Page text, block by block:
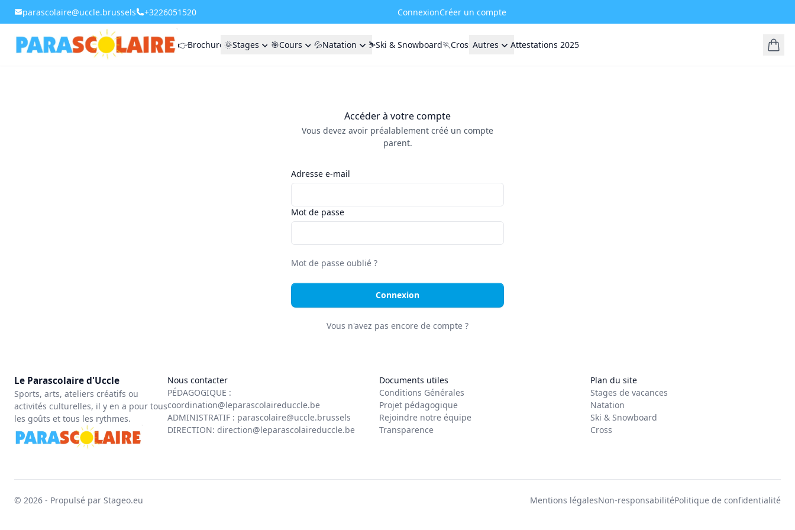
parascolaire@uccle.brussels +3226051520 ConnexionCréer un compte
👉Brochure 🌞Stages 🎯Cours 💦Natation ⛷️Ski & Snowboard🏃Cross Autres Attestations 2025
Accéder à votre compte
Vous devez avoir préalablement créé un compte
parent.
Adresse e-mail
Mot de passe
Mot de passe oublié ?
Connexion
Vous n'avez pas encore de compte ?
Le Parascolaire d'Uccle
Sports, arts, ateliers créatifs ou
activités culturelles, il y en a pour tous
les goûts et tous les rythmes.
Nous contacter
PÉDAGOGIQUE :
coordination@leparascolaireduccle.be
ADMINISTRATIF : parascolaire@uccle.brussels
DIRECTION:direction@leparascolaireduccle.be
Documents utiles
Conditions Générales
Projet pédagogique
Rejoindre notre équipe
Transparence
Plan du site
Stages de vacances
Natation
Ski & Snowboard
Cross
© 2026 - Propulsé par Stageo.eu Mentions légalesNon-responsabilitéPolitique de confidentialité